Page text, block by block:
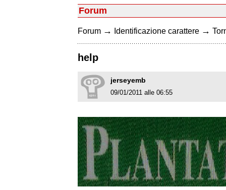
Forum
Forum → Identificazione carattere →
help
jerseyemb
09/01/2011 alle 06:55